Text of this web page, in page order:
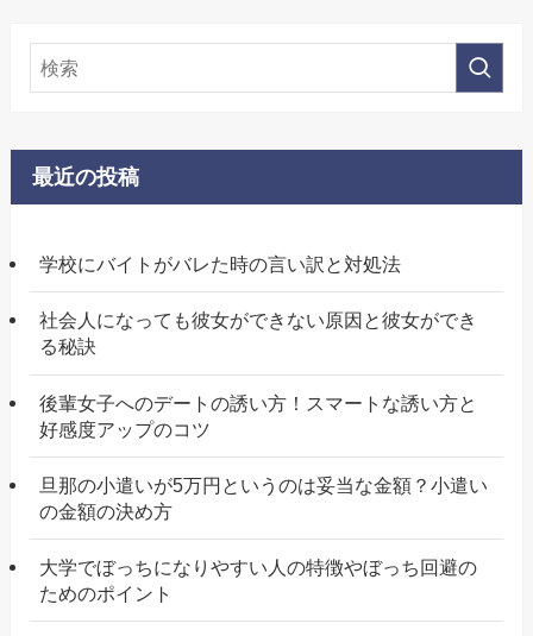
最近の投稿
学校にバイトがバレた時の言い訳と対処法
社会人になっても彼女ができない原因と彼女ができ
る秘訣
後輩女子へのデートの誘い方！スマートな誘い方と
好感度アップのコツ
旦那の小遣いが5万円というのは妥当な金額？小遣い
の金額の決め方
大学でぼっちになりやすい人の特徴やぼっち回避の
ためのポイント